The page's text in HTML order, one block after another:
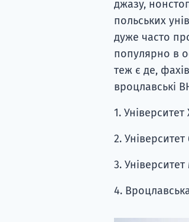
джазу,
польських
дуже часто
популярно в
теж є де,
вроцлавські
1.
2.
3.
4.